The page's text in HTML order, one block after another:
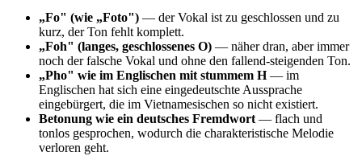
„Fo" (wie „Foto") — der Vokal ist zu geschlossen und zu
kurz, der Ton fehlt komplett.
„Foh" (langes, geschlossenes O) — näher dran, aber immer
noch der falsche Vokal und ohne den fallend-steigenden Ton.
„Pho" wie im Englischen mit stummem H— im
Englischen hat sich eine eingedeutschte Aussprache
eingebürgert, die im Vietnamesischen so nicht existiert.
Betonung wie ein deutsches Fremdwort — flach und
tonlos gesprochen, wodurch die charakteristische Melodie
verloren geht.